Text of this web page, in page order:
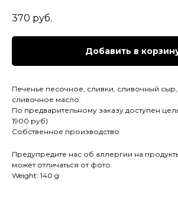
370 руб.
Добавить в
Печенье песочное, сливки, сливочный сыр,
сливочное масло.
По предварительному заказу доступен
1900 руб)
Собственное производство
Предупредите нас об аллергии на
может отличаться от фото.
Weight: 140 g